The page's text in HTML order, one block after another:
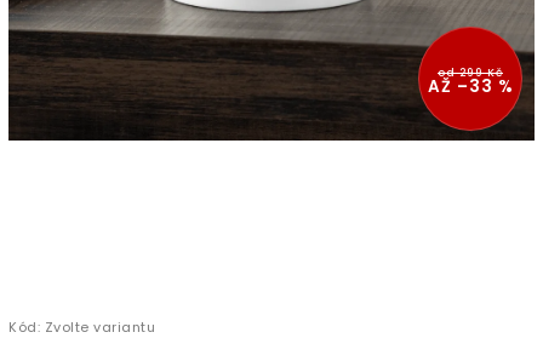
od 299 Kč
AŽ –33 %
Kód: Zvolte variantu